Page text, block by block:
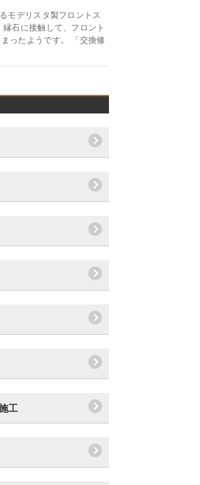
モデリスタ製フロントス
石に接触して、フロント
ったようです。 「交換修
工